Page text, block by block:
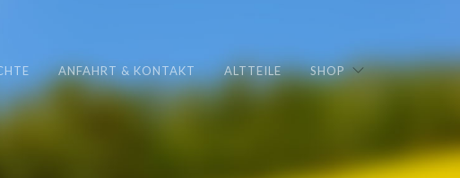
ANFAHRT & KONTAKT ALTTEILE SHOP